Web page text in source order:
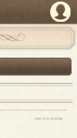
PandoraPartyProject
[2017-11-11 05:23:06]